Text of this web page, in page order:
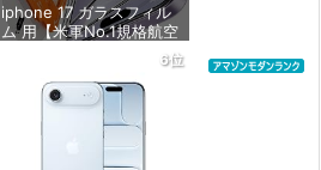
iphone 17 ガラスフィル
ム 用【米軍No.1規格航空
材料&独創的なガイド枠】
2枚セット 全面保護 最強
硬度10H 耐衝撃 | いphon
e17 保護フィルム 気泡な
し Zeniss 自動吸着 貼付
け簡単 iphone17フィルム
6位